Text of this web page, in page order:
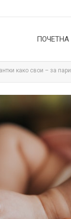
ПОЧЕТНА
како свои – за пари